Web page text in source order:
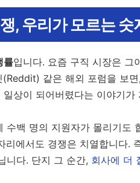
, 우리가 모르는 숫
률입니다. 요즘 구직 시장은 그
같은 해외 포럼을 보
상이 되어버렸다는 이야기가
수백 명의 지원자가 몰리기도
리에서도 경쟁은 치열합니다.
니다. 단지 그 순간, 회사에 더